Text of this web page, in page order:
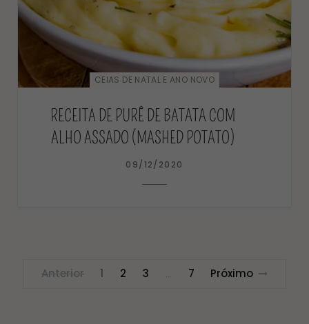
CEIAS DE NATAL E ANO NOVO
RECEITA DE PURÊ DE BATATA COM
ALHO ASSADO (MASHED POTATO)
09/12/2020
Anterior 1 2 3 … 7 Próximo